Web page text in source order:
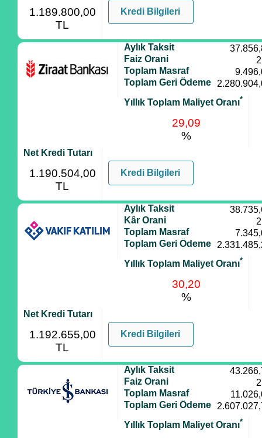
1.189.800,00
TL
Kredi Bilgileri
Aylık Taksit
Faiz Orani
Toplam Masraf
Toplam Geri Ödeme
Yıllık Toplam Maliyet Oranı*
29,09
%
Net Kredi Tutarı
1.190.504,00
TL
Kredi Bilgileri
Aylık Taksit
Kâr Orani
Toplam Masraf
Toplam Geri Ödeme
Yıllık Toplam Maliyet Oranı*
30,20
%
Net Kredi Tutarı
1.192.655,00
TL
Kredi Bilgileri
Aylık Taksit
Faiz Orani
Toplam Masraf
Toplam Geri Ödeme
Yıllık Toplam Maliyet Oranı*